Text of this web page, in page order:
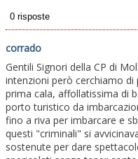
corrado
Gentili Signori della CP di
intenzioni però cerchiamo
prima cala, affollatissima di
porto turistico da
fino a riva per imbarcare e
questi "criminali" si
sostenute per dare